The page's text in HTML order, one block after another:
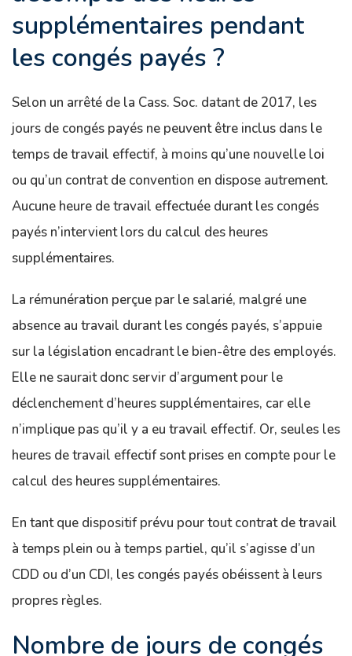
supplémentaires pendant
les congés payés ?
Selon un arrêté de la Cass. Soc. datant de 2017, les
jours de congés payés ne peuvent être inclus dans le
temps de travail effectif, à moins qu’une nouvelle loi
ou qu’un contrat de convention en dispose autrement.
Aucune heure de travail effectuée durant les congés
payés n’intervient lors du calcul des heures
supplémentaires.
La rémunération perçue par le salarié, malgré une
absence au travail durant les congés payés, s’appuie
sur la législation encadrant le bien-être des employés.
Elle ne saurait donc servir d’argument pour le
déclenchement d’heures supplémentaires, car elle
n’implique pas qu’il y a eu travail effectif. Or, seules les
heures de travail effectif sont prises en compte pour le
calcul des heures supplémentaires.
En tant que dispositif prévu pour tout contrat de travail
à temps plein ou à temps partiel, qu’il s’agisse d’un
CDD ou d’un CDI, les congés payés obéissent à leurs
propres règles.
Nombre de jours de congés